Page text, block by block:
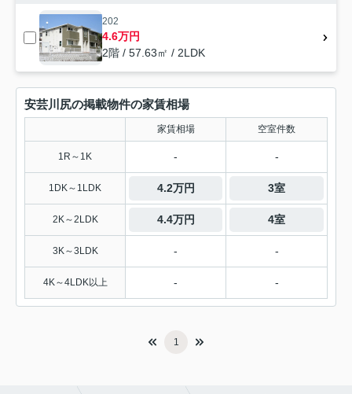
202
4.6万円
2階 / 57.63㎡ / 2LDK
安芸川尻の掲載物件の家賃相場
家賃相場 空室件数
1R～1K - -
1DK～1LDK 4.2万円 3室
2K～2LDK 4.4万円 4室
3K～3LDK - -
4K～4LDK以上 - -
1